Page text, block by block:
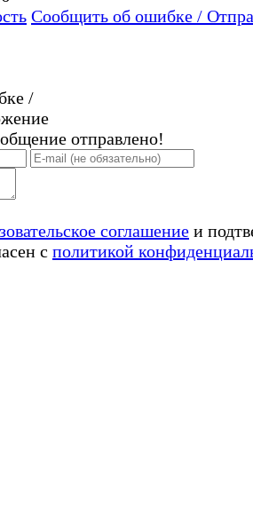
Сообщить об ошибке /
/
отправлено!
соглашение и
с политикой